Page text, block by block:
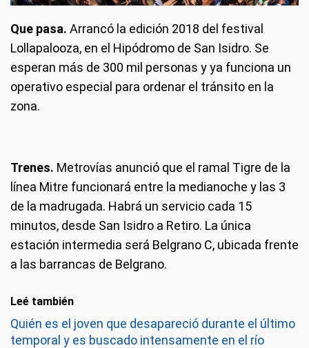
Que pasa. Arrancó la edición 2018 del festival
Lollapalooza, en el Hipódromo de San Isidro. Se
esperan más de 300 mil personas y ya funciona un
operativo especial para ordenar el tránsito en la
zona.
Trenes. Metrovías anunció que el ramal Tigre de la
línea Mitre funcionará entre la medianoche y las 3
de la madrugada. Habrá un servicio cada 15
minutos, desde San Isidro a Retiro. La única
estación intermedia será Belgrano C, ubicada frente
a las barrancas de Belgrano.
Leé también
Quién es el joven que desapareció durante el último
temporal y es buscado intensamente en el río